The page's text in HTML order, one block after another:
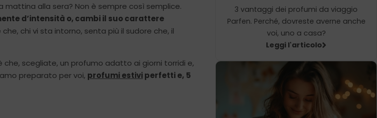
mattina alla sera? Non è sempre così semplice.
d’intensità o, cambi il suo carattere
chi vi sta intorno, senta più il sudore che, il
scegliate, un profumo adatto ai giorni torridi e,
preparato per voi, profumi estiviperfetti e, 5
3 vantaggi dei profumi da viaggio
Parfen. Perché, dovreste averne anche
voi, uno a casa?
Leggi l'articolo